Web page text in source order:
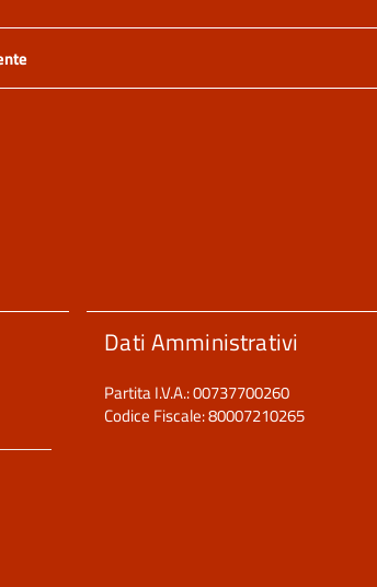
Dati Amministrativi
Partita I.V.A.: 00737700260
Codice Fiscale: 80007210265